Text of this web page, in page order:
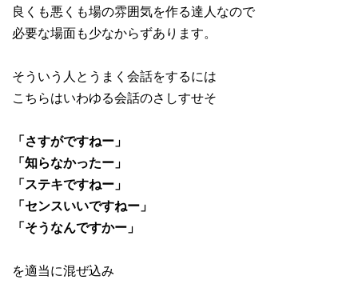
良くも悪くも場の雰囲気を作る達人なので
必要な場面も少なからずあります。
そういう人とうまく会話をするには
こちらはいわゆる会話のさしすせそ
「さすがですねー」
「知らなかったー」
「ステキですねー」
「センスいいですねー」
「そうなんですかー」
を適当に混ぜ込み